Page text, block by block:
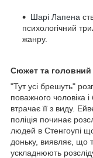
Шарі Лапена
психологічний
жанру.
Сюжет та головний
"Тут усі брешуть"
поважного чоловіка
втрачає її з виду.
поліція починає
людей в Стенгоупі
доньку, виявляє, що
ускладнюють